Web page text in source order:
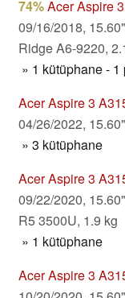
74%Acer Aspire
09/16/2018,
Ridge A6-9220,
» 1 kütüphane -
Acer Aspire 3
04/26/2022,
» 3 kütüphane
Acer Aspire 3
09/22/2020,
R5 3500U, 1.9 kg
» 1 kütüphane
Acer Aspire 3